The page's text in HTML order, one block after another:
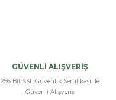
GÜVENLİ ALIŞVERİŞ
256 Bit SSL Güvenlik Sertifikası İle
Güvenli Alışveriş